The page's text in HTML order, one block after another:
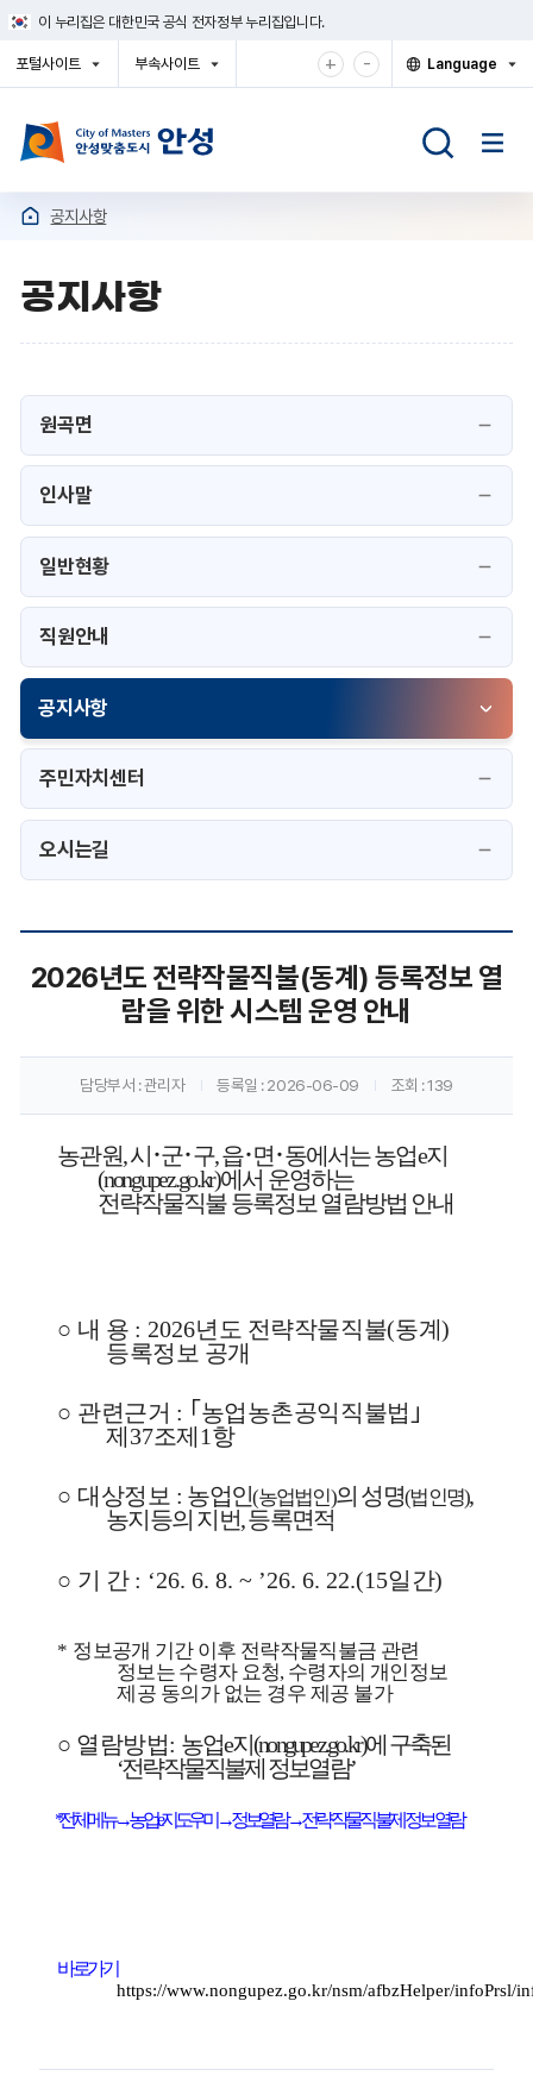
건
너
이 누리집은 대한민국 공식 전자정부 누리집입니다.
포털사이트
부속사이트
+확
대
-축
소
Language
공지사항
공지사항
원곡면
인사말
일반현황
직원안내
공지사항
주민자치센터
오시는길
지
항
2026년도 전략작물직불(동계) 등록정보 열
람을 위한 시스템 운영 안내
담당부서 : 관리자 등록일 : 2026-06-09 조회 : 139
농관원,시 ･군･구,읍･면･동에서는 농업e지
(nongupez.go.kr)에서 운영하는
전략작물직불 등록정보 열람방법 안내
○ 내 용 : 2026년도 전략작물직불(동계)
등록정보 공개
○ 관련근거 : ｢ 농업농촌공익직불법 ｣
제 37조제 1항
○ 대상정보 : 농업인(농업법인)의 성명(법인명),
농지등의 지번,등록면적
○ 기 간 : ‘26. 6. 8. ~ ’26. 6. 22.(15일간)
* 정보공개 기간 이후 전략작물직불금 관련
정보는 수령자 요청, 수령자의 개인정보
제공 동의가 없는 경우 제공 불가
○ 열람방법: 농업e지 (nongupez.go.kr)에 구축된
‘전략작물직불제 정보열람’
전체 메뉴→농업e지 도우미 →정보열람→전략작물직불제 정보열람
바로가기
https://www.nongupez.go.kr/nsm/afbzHelper/infoPrsl/